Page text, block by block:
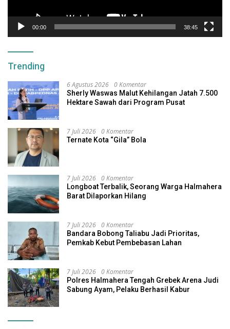
00:00 38:45
Trending
6 Agustus 2026 0 Komentar
Sherly Waswas Malut Kehilangan Jatah 7.500
Hektare Sawah dari Program Pusat
7 Juli 2026 0 Komentar
Ternate Kota “Gila” Bola
7 Juli 2026 0 Komentar
Longboat Terbalik, Seorang Warga Halmahera
Barat Dilaporkan Hilang
7 Juli 2026 0 Komentar
Bandara Bobong Taliabu Jadi Prioritas,
Pemkab Kebut Pembebasan Lahan
7 Juli 2026 0 Komentar
Polres Halmahera Tengah Grebek Arena Judi
Sabung Ayam, Pelaku Berhasil Kabur